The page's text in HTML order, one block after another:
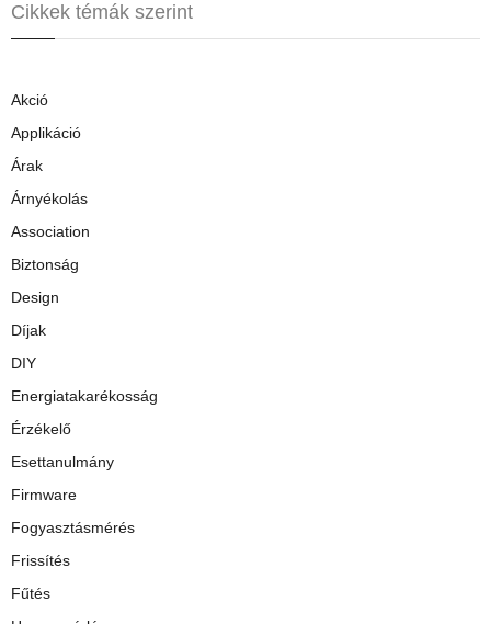
Cikkek témák szerint
Akció
Applikáció
Árak
Árnyékolás
Association
Biztonság
Design
Díjak
DIY
Energiatakarékosság
Érzékelő
Esettanulmány
Firmware
Fogyasztásmérés
Frissítés
Fűtés